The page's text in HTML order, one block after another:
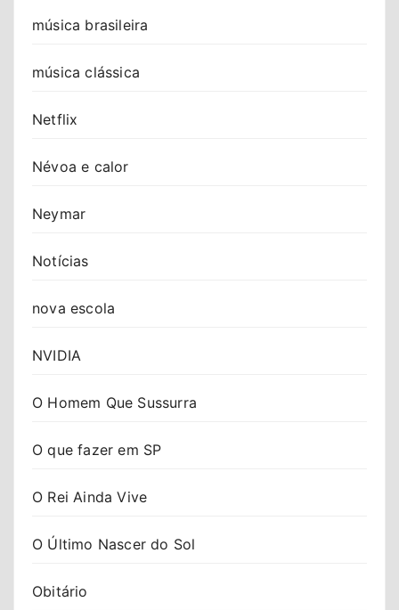
música brasileira
música clássica
Netflix
Névoa e calor
Neymar
Notícias
nova escola
NVIDIA
O Homem Que Sussurra
O que fazer em SP
O Rei Ainda Vive
O Último Nascer do Sol
Obitário